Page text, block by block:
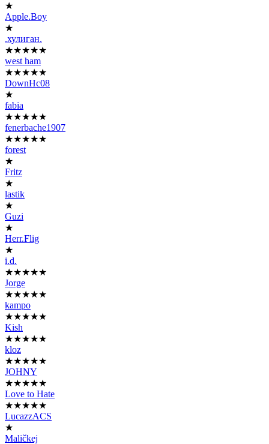
★
Apple.Boy
★
.хулиган.
★★★★★
west ham
★★★★★
DownHc08
★
fabia
★★★★★
fenerbache1907
★★★★★
forest
★
Fritz
★
lastik
★
Guzi
★
Herr.Flig
★
i.d.
★★★★★
Jorge
★★★★★
kampo
★★★★★
Kish
★★★★★
kloz
★★★★★
JOHNY
★★★★★
Love to Hate
★★★★★
LucazzACS
★
Maličkej